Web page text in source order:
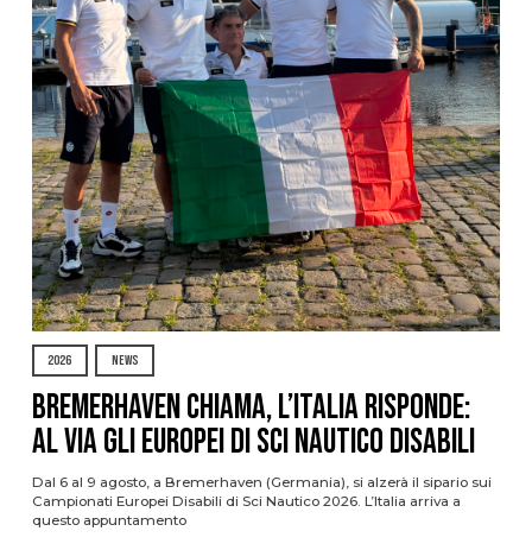
2026 NEWS
Bremerhaven chiama, l’Italia risponde:
al via gli Europei di Sci Nautico Disabili
Dal 6 al 9 agosto, a Bremerhaven (Germania), si alzerà il sipario sui
Campionati Europei Disabili di Sci Nautico 2026. L’Italia arriva a
questo appuntamento